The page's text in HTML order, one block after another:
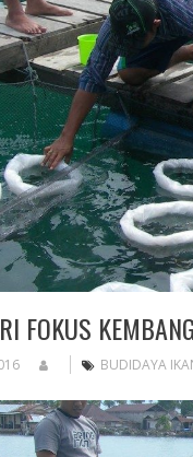
FOKUS
BUDIDAYA